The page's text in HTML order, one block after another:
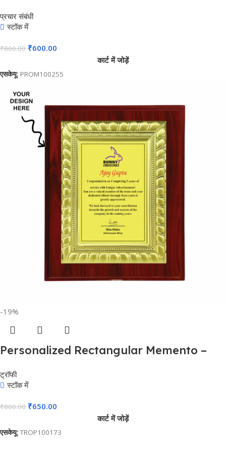
Joining Kit, Corporate, Client or Dealer
JKSR133
प्रचार संबंधी
स्टॉक में
₹800.00 ₹600.00
कार्ट में जोड़ें
एसकेयू: PROM100255
-19%
Personalized Rectangular Memento –
Corporate Gifting, Award Shows, Sports
BG-MA10629
ट्रॉफी
स्टॉक में
₹800.00 ₹650.00
कार्ट में जोड़ें
एसकेयू: TROP100173